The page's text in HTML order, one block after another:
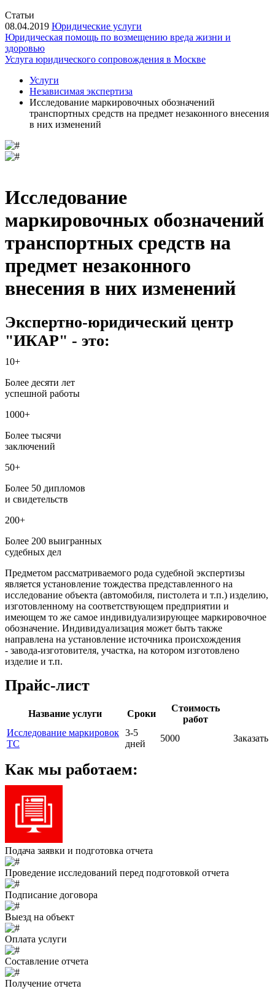
Статьи
08.04.2019 Юридические услуги
Юридическая помощь по возмещению вреда жизни и
здоровью
Услуга юридического сопровождения в Москве
Услуги
Независимая экспертиза
Исследование маркировочных обозначений
транспортных средств на предмет незаконного внесения
в них изменений
Исследование
маркировочных обозначений
транспортных средств на
предмет незаконного
внесения в них изменений
Экспертно-юридический центр
"ИКАР" - это:
10+
Более десяти лет
успешной работы
1000+
Более тысячи
заключений
50+
Более 50 дипломов
и свидетельств
200+
Более 200 выигранных
судебных дел
Предметом рассматриваемого рода судебной экспертизы
является установление тождества представленного на
исследование объекта (автомобиля, пистолета и т.п.) изделию,
изготовленному на соответствующем предприятии и
имеющем то же самое индивидуализирующее маркировочное
обозначение. Индивидуализация может быть также
направлена на установление источника происхождения
- завода-изготовителя, участка, на котором изготовлено
изделие и т.п.
Прайс-лист
Название услуги Сроки
Стоимость
работ
Исследование маркировок
ТС
3-5
дней
5000 Заказать
Как мы работаем:
Подача заявки и подготовка отчета
Проведение исследований перед подготовкой отчета
Подписание договора
Выезд на объект
Оплата услуги
Составление отчета
Получение отчета